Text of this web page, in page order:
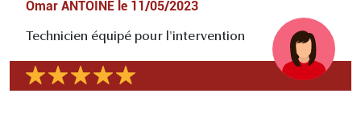
Omar ANTOINE le 11/05/2023
Technicien équipé pour l'intervention